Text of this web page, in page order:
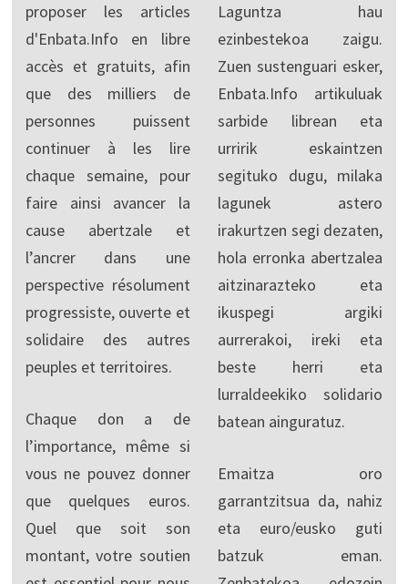
proposer les articles
d'Enbata.Info en libre
accès et gratuits, afin
que des milliers de
personnes puissent
continuer à les lire
chaque semaine, pour
faire ainsi avancer la
cause abertzale et
l’ancrer dans une
perspective résolument
progressiste, ouverte et
solidaire des autres
peuples et territoires.
Chaque don a de
l’importance, même si
vous ne pouvez donner
que quelques euros.
Quel que soit son
montant, votre soutien
Laguntza hau
ezinbestekoa zaigu.
Zuen sustenguari esker,
Enbata.Info artikuluak
sarbide librean eta
urririk eskaintzen
segituko dugu, milaka
lagunek astero
irakurtzen segi dezaten,
hola erronka abertzalea
aitzinarazteko eta
ikuspegi argiki
aurrerakoi, ireki eta
beste herri eta
lurraldeekiko solidario
batean ainguratuz.
Emaitza oro
garrantzitsua da, nahiz
eta euro/eusko guti
batzuk eman.